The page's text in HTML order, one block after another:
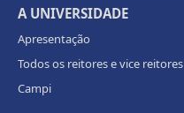
A UNIVERSIDADE
Apresentação
Todos os reitores e vice reitores
Campi